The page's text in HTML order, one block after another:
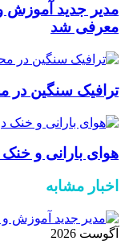
مدیر جدید آموزش
معرفی شد
ترافیک سنگین در
هوای بارانی و خنک
اخبار مشابه
آگوست 2026